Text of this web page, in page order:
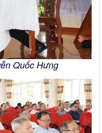
Quốc Hưng